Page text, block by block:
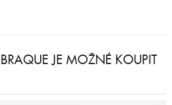
JE MOŽNÉ KOUPIT